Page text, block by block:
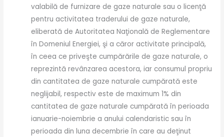
valabilă de furnizare de gaze naturale sau o licenţă
pentru activitatea traderului de gaze naturale,
eliberată de Autoritatea Naţională de Reglementare
în Domeniul Energiei, şi a căror activitate principală,
în ceea ce priveşte cumpărările de gaze naturale, o
reprezintă revânzarea acestora, iar consumul propriu
din cantitatea de gaze naturale cumpărată este
neglijabil, respectiv este de maximum 1% din
cantitatea de gaze naturale cumpărată în perioada
ianuarie-noiembrie a anului calendaristic sau în
perioada din luna decembrie în care au deţinut